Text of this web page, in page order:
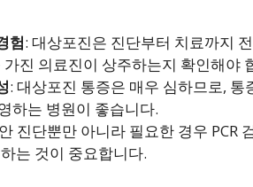
험: 대상포진은 진단부터 치료까지
진 의료진이 상주하는지 확인해야
: 대상포진 통증은 매우 심하므로,
하는 병원이 좋습니다.
진단뿐만 아니라 필요한 경우 PCR
는 것이 중요합니다.